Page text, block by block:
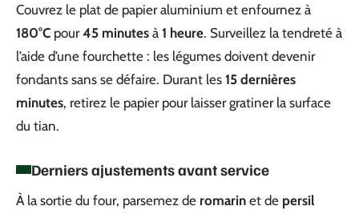
Couvrez le plat de papier aluminium et enfournez à
180°C pour45 minutes à 1 heure. Surveillez la tendreté à
l’aide d’une fourchette : les légumes doivent devenir
fondants sans se défaire. Durant les 15 dernières
minutes, retirez le papier pour laisser gratiner la surface
du tian.
Derniers ajustements avant service
À la sortie du four, parsemez de romarin et de persil